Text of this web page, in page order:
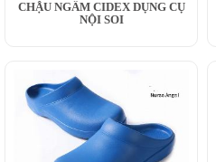
CHẬU NGÂM CIDEX DỤNG CỤ
NỘI SOI